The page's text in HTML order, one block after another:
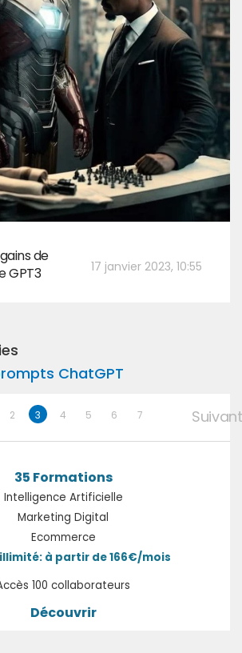
17 janvier 2023, 10:55
de
GPT3
ChatGPT
2 3 4 5 6 7
Suivant
35 Formations
Intelligence Artificielle
Marketing Digital
Ecommerce
à partir de 166€/mois
100 collaborateurs
Découvrir